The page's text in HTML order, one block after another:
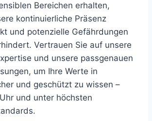
Bereichen erhalten,
kontinuierliche Präsenz
und potenzielle Gefährdungen
Vertrauen Sie auf unsere
und unsere passgenauen
um Ihre Werte in
und geschützt zu wissen –
und unter höchsten